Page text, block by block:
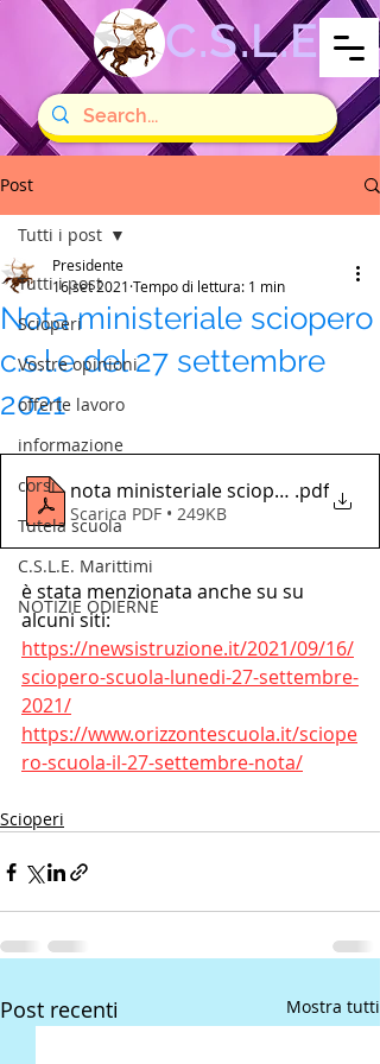
C.S.L.E
Post
Tutti i post
Scioperi
Vostre opinioni
offerte lavoro
informazione
corsi
Tutela scuola
C.S.L.E. Marittimi
NOTIZIE ODIERNE
Tutti i post
Nota ministeriale sciopero
c.s.l.e del 27 settembre
2021
Presidente
16 set 2021 Tempo di lettura: 1 min
nota ministeriale sciopero del 27
.pdf
Scarica PDF • 249KB
è stata menzionata anche su su
alcuni siti:
https://newsistruzione.it/2021/09/16/
sciopero-scuola-lunedi-27-settembre-
2021/
https://www.orizzontescuola.it/sciope
ro-scuola-il-27-settembre-nota/
Scioperi
Post recenti Mostra tutti